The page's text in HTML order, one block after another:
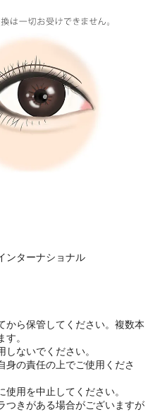
ンターナショナル
ら保管してください。複数本
。
ないでください。
の責任の上でご使用くださ
用を中止してください。
きがある場合がございますが